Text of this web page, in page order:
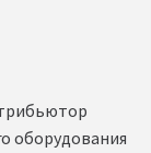
оборудования